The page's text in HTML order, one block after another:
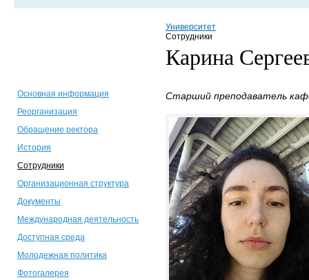
Университет
Сотрудники
Карина
Основная информация
Реорганизация
Обращение ректора
История
Сотрудники
Организационная структура
Документы
Международная деятельность
Доступная среда
Молодежная политика
Фотогалерея
Старший преподаватель